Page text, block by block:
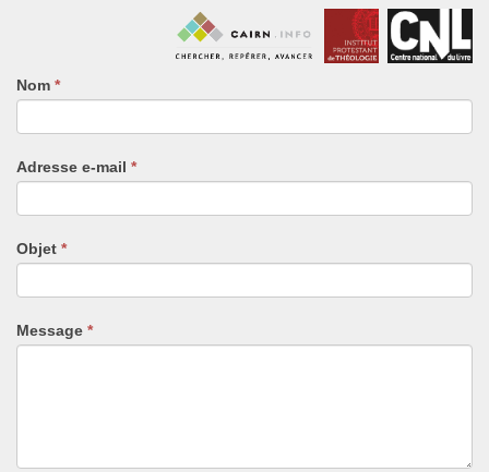
Nom *
Adresse e-mail *
Objet *
Message *
Si
vous
êtes
humain,
remplissez
ce